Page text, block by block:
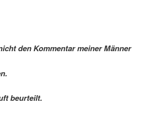
den Kommentar meiner Männer
beurteilt.